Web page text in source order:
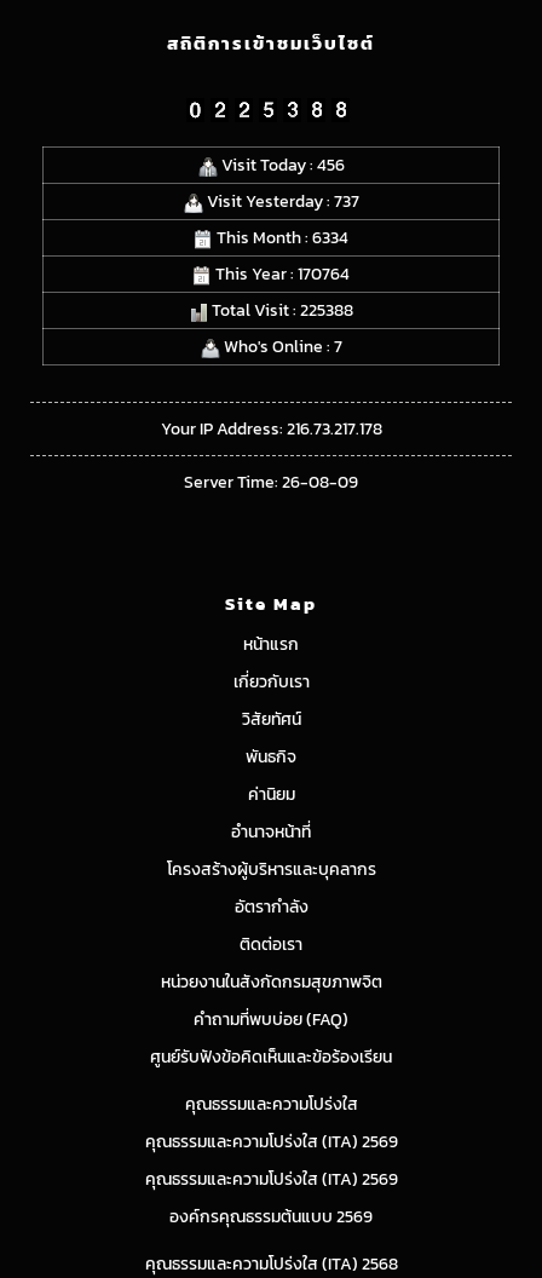
สถิติการเข้าชมเว็บไซต์
Visit Today : 456
Visit Yesterday : 737
This Month : 6334
This Year : 170764
Total Visit : 225388
Who's Online : 7
Your IP Address: 216.73.217.178
Server Time: 26-08-09
Site Map
หน้าแรก
เกี่ยวกับเรา
วิสัยทัศน์
พันธกิจ
ค่านิยม
อำนาจหน้าที่
โครงสร้างผู้บริหารและบุคลากร
อัตรากำลัง
ติดต่อเรา
หน่วยงานในสังกัดกรมสุขภาพจิต
คำถามที่พบบ่อย (FAQ)
ศูนย์รับฟังข้อคิดเห็นและข้อร้องเรียน
คุณธรรมและความโปร่งใส
คุณธรรมและความโปร่งใส (ITA) 2569
คุณธรรมและความโปร่งใส (ITA) 2569
องค์กรคุณธรรมต้นแบบ 2569
คุณธรรมและความโปร่งใส (ITA) 2568